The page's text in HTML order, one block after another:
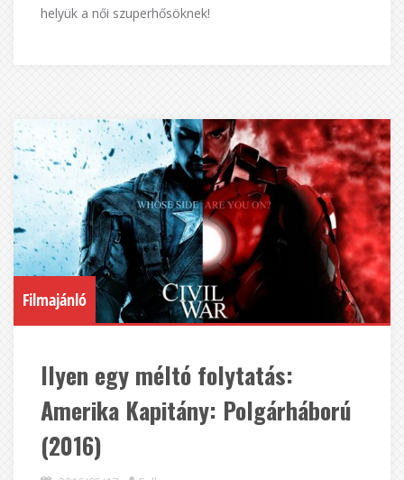
helyük a női szuperhősöknek!
Filmajánló
Ilyen egy méltó folytatás:
Amerika Kapitány: Polgárháború
(2016)